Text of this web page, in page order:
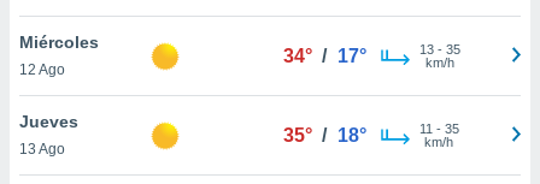
cookies
aceptar
Miércoles
12 Ago
34° / 17° 13- 35
km/h
Jueves
13 Ago
35° / 18° 11 - 35
km/h